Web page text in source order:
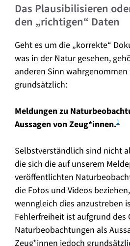
Das Plausibilisieren
den „richtigen“ Daten
Geht es um die „korrekte“
was in der Natur gesehen,
anderen Sinn
grundsätzlich:
Meldungen zu
Aussagen von Zeug*innen.1
Selbstverständlich sind nicht
die sich die auf unserem
veröffentlichten
die Fotos und Videos
wenngleich dies anzustreben
Fehlerfreiheit ist aufgrund des
Naturbeobachtungen als
Zeug*innen jedoch